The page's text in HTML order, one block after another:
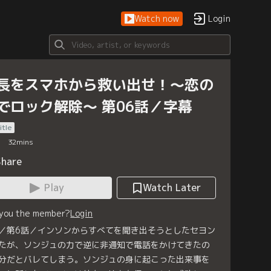
Watch now Login
をスマホから救い出せ！～恋の
ロック解除～ 第06話／字幕
32mins
Play
Watch Later
the member?Login
第6話／インソンからすべてを聞き出そうとしたセヨン
が、ソンジュの力で逆に非通知で電話をかけてきたの
だとバレてしまう。ソンジュの身に起こった出来事を